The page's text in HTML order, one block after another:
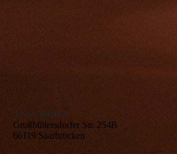
ANSCHRIFT
Großblittersdorfer Str. 254B
66119 Saarbrücken